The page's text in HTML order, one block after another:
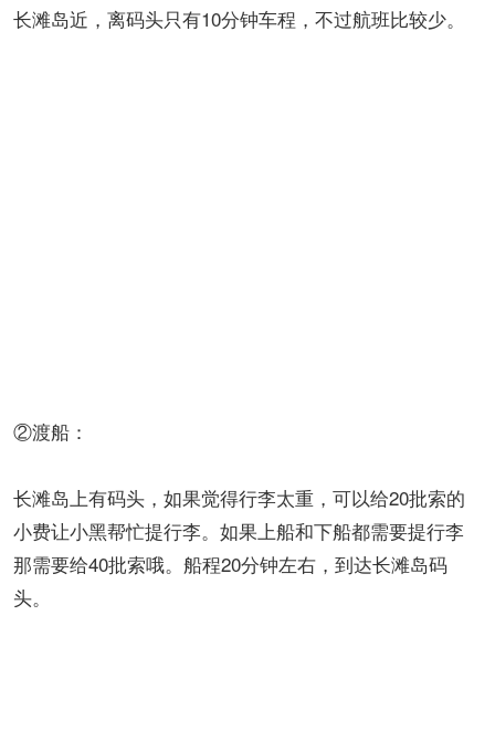
长滩岛近，离码头只有10分钟车程，不过航班比较少。
②渡船：
长滩岛上有码头，如果觉得行李太重，可以给20批索的
小费让小黑帮忙提行李。如果上船和下船都需要提行李
那需要给40批索哦。船程20分钟左右，到达长滩岛码
头。